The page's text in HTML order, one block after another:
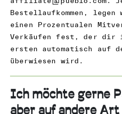
Bestellaufkommen, legen
einen Prozentualen
Verkäufen fest, der dir
ersten automatisch auf
überwiesen wird.
Ich möchte gerne
aber auf andere